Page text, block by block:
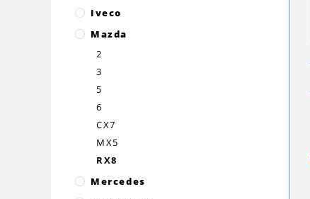
Iveco
Mazda
2
3
5
6
CX7
MX5
RX8
Mercedes